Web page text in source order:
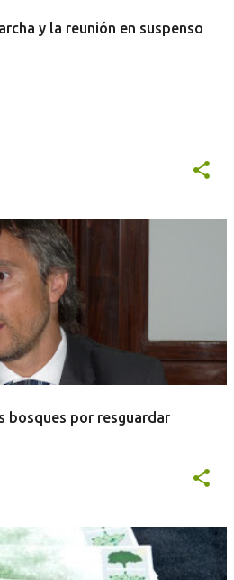
y la reunión en suspenso
bosques por resguardar